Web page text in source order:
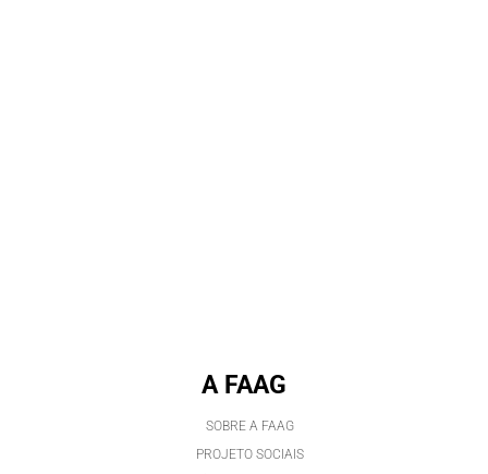
A FAAG
SOBRE A FAAG
PROJETO SOCIAIS